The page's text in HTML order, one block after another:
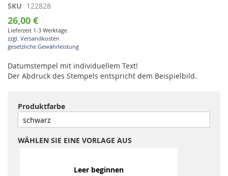
Zum
Anfang
der
Bildgalerie
springen
SKU 122828
26,00 €
Lieferzeit 1-3 Werktage
zzgl. Versandkosten
gesetzliche Gewährleistung
Datumstempel mit individuellem Text!
Der Abdruck des Stempels entspricht dem Beispielbild.
Produktfarbe
WÄHLEN SIE EINE VORLAGE AUS
Leer beginnen